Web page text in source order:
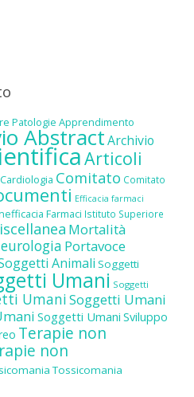
Patologie Apprendimento
AbstractArchivio
Articoli
Cardiologia Comitato Comitato
Efficacia farmaci
Farmaci Istituto Superiore
Mortalità
Portavoce
Animali Soggetti
Umani Soggetti
UmaniSoggetti Umani
Soggetti Umani Sviluppo
Terapie non
non
Tossicomania